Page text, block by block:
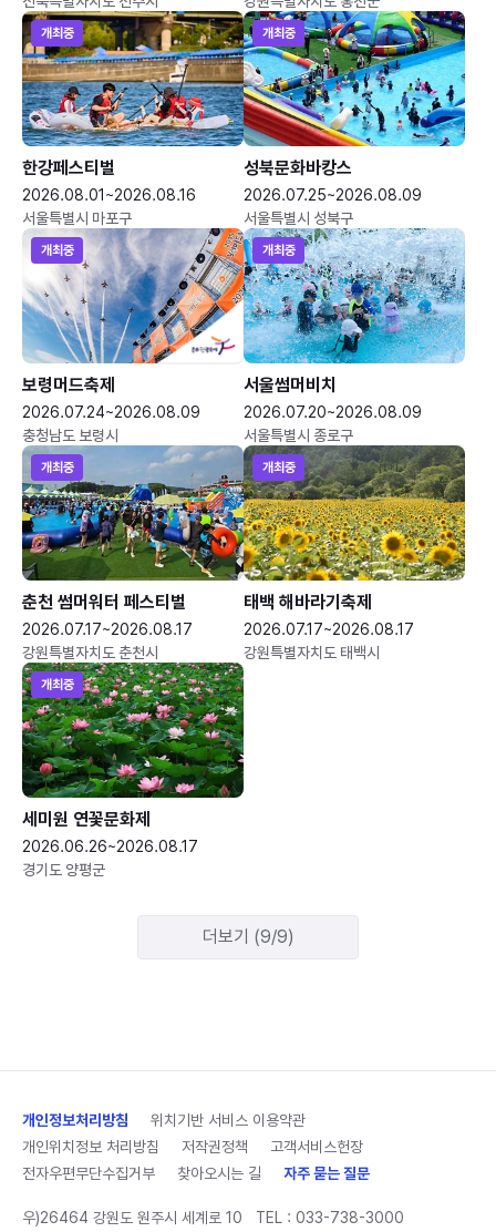
개최중
한강페스티벌
2026.08.01~2026.08.16
서울특별시 마포구
개최중
성북문화바캉스
2026.07.25~2026.08.09
서울특별시 성북구
개최중
보령머드축제
2026.07.24~2026.08.09
충청남도 보령시
개최중
서울썸머비치
2026.07.20~2026.08.09
서울특별시 종로구
개최중
춘천 썸머워터 페스티벌
2026.07.17~2026.08.17
강원특별자치도 춘천시
개최중
태백 해바라기축제
2026.07.17~2026.08.17
강원특별자치도 태백시
개최중
세미원 연꽃문화제
2026.06.26~2026.08.17
경기도 양평군
더보기 (9/9)
개인정보처리방침
위치기반 서비스 이용약관
개인위치정보 처리방침
저작권정책
고객서비스헌장
전자우편무단수집거부
찾아오시는 길 자주 묻는 질문
우)26464 강원도 원주시 세계로 10 TEL : 033-738-3000